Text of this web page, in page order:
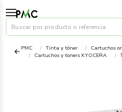
Buscar por producto o referencia
PMC Tinta y tóner
Cartuchos
Cartuchos y toners KYOCERA